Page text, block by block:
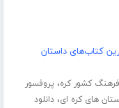
کتاب‌های داستان
فرهنگ کشور کره، پروفسور
های کره ای،دانلود